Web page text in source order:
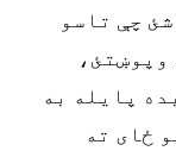
چې تاسو
پایله به
ځای ته